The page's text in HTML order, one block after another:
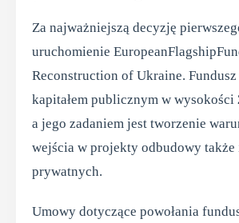
Za najważniejszą decyzję
uruchomienie
Reconstruction of Ukraine.
kapitałem publicznym w wysokości
a jego zadaniem jest tworzenie
wejścia w projekty odbudowy także
prywatnych.
Umowy dotyczące powołania